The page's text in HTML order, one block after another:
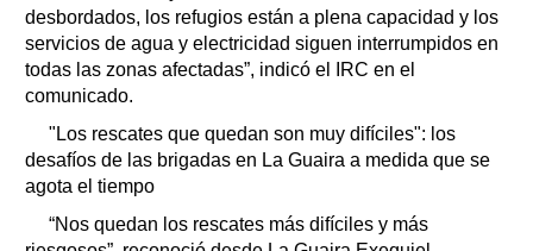
desbordados, los refugios están a plena capacidad y los
servicios de agua y electricidad siguen interrumpidos en
todas las zonas afectadas”, indicó el IRC en el
comunicado.
"Los rescates que quedan son muy difíciles": los
desafíos de las brigadas en La Guaira a medida que se
agota el tiempo
“Nos quedan los rescates más difíciles y más